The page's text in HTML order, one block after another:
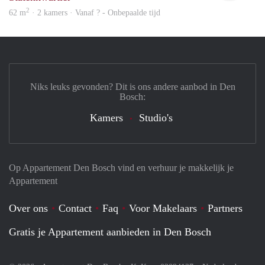
62 m2 · 2 kamers · Vanaf ? - Onbepaalde tijd
Op Appartement Den Bosch vind en verhuur je makkelijk je
Appartement
Over ons Contact Faq Voor Makelaars
Partners
Gratis je Appartement aanbieden in Den Bosch
Niks leuks gevonden? Dit is ons andere aanbod in Den
Bosch:
Kamers Studio's